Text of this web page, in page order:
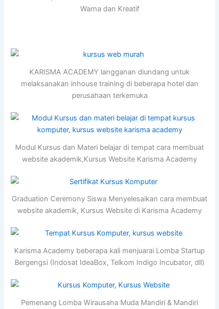
Warna dan Kreatif
KARISMA ACADEMY langganan diundang untuk
melaksanakan inhouse training di beberapa hotel dan
perusahaan terkemuka
Modul Kursus dan Materi belajar di tempat cara membuat
website akademik,Kursus Website Karisma Academy
Graduation Ceremony Siswa Menyelesaikan cara membuat
website akademik, Kursus Website di Karisma Academy
Karisma Academy beberapa kali menjuarai Lomba Startup
Bergengsi (Indosat IdeaBox, Telkom Indigo Incubator, dll)
Pemenang Lomba Wirausaha Muda Mandiri & Mandiri